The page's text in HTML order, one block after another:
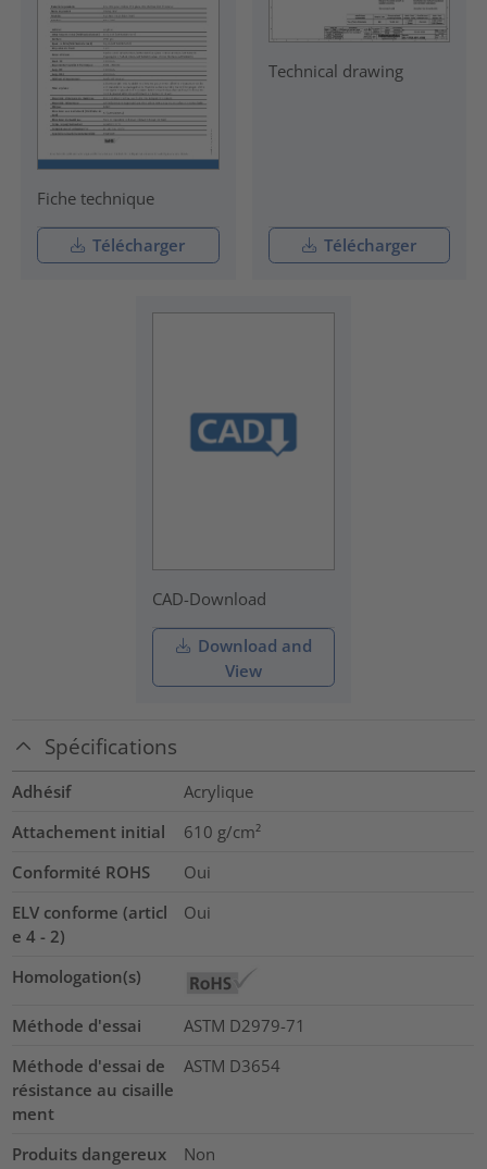
Fiche technique
Télécharger
Technical drawing
Télécharger
CAD-Download
Download and
View
Spécifications
Adhésif
Acrylique
Attachement initial
610 g/cm²
Conformité ROHS
Oui
ELV conforme (articl
e 4 - 2)
Oui
Homologation(s)
Méthode d'essai
ASTM D2979-71
Méthode d'essai de
résistance au cisaille
ment
ASTM D3654
Produits dangereux
Non